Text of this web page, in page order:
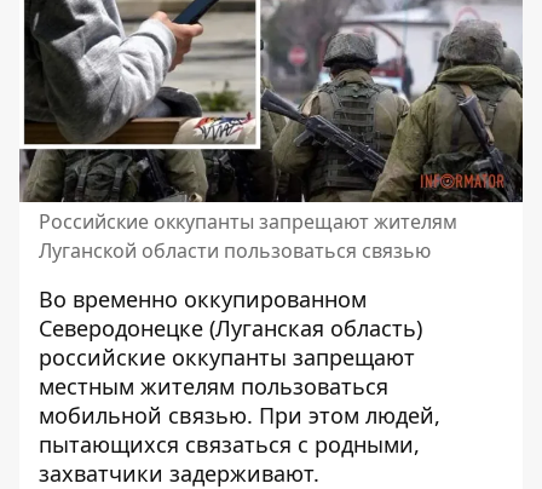
Российские оккупанты запрещают жителям
Луганской области пользоваться связью
Во временно оккупированном
Северодонецке (Луганская область)
российские оккупанты запрещают
местным жителям пользоваться
мобильной связью. При этом людей,
пытающихся связаться с родными,
захватчики задерживают.